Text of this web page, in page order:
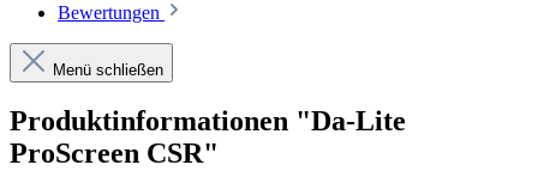
Bewertungen
Menü schließen
Produktinformationen "Da-Lite
ProScreen CSR"